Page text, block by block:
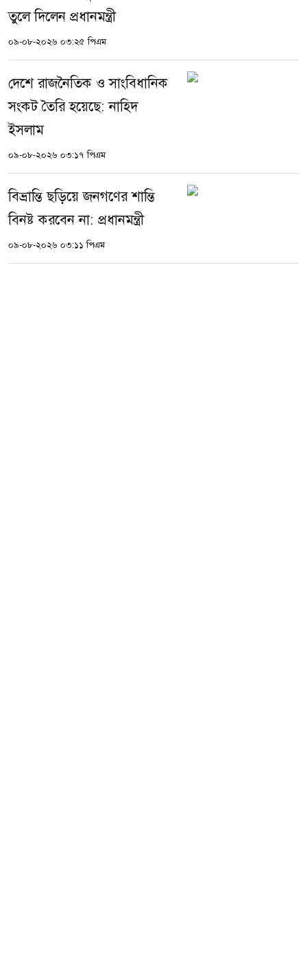
তুলে দিলেন প্রধানমন্ত্রী
০৯-০৮-২০২৬ ০৩:২৫ পিএম
দেশে রাজনৈতিক ও সাংবিধানিক
সংকট তৈরি হয়েছে: নাহিদ
ইসলাম
০৯-০৮-২০২৬ ০৩:১৭ পিএম
বিভ্রান্তি ছড়িয়ে জনগণের শান্তি
বিনষ্ট করবেন না: প্রধানমন্ত্রী
০৯-০৮-২০২৬ ০৩:১১ পিএম